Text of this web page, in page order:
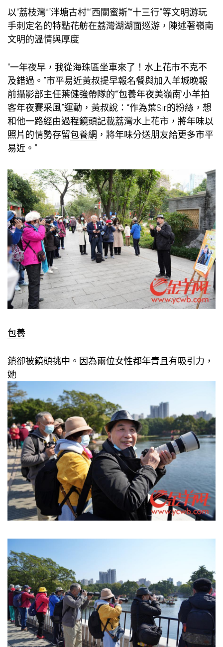
以“荔枝灣”“泮塘古村”“西關蜜斯”“十三行”等文明游玩
手刺定名的特點花舫在荔灣湖湖面巡游，陳述著嶺南
文明的溫情與厚度
“一年夜早，我從海珠區坐車來了！水上花市不克不
及錯過。”市平易近黃叔提早報名餐與加入羊城晚報
前攝影部主任葉健強帶隊的“‘包養年夜美嶺南’小羊拍
客年夜賽采風”運動，黃叔說：“作為葉Sir的粉絲，想
和他一路經由過程鏡頭記載荔灣水上花市，將年味以
照片的情勢存留包養網 ，將年味分送朋友給更多市平
易近。”
包養
鎖卻被鏡頭挑中。因為兩位女性都年青且有吸引力，
她